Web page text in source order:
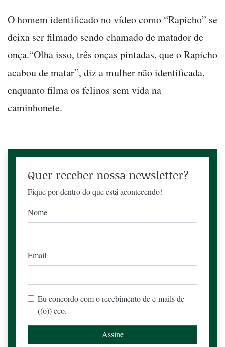
O homem identificado no vídeo como “Rapicho” se
deixa ser filmado sendo chamado de matador de
onça.“Olha isso, três onças pintadas, que o Rapicho
acabou de matar”, diz a mulher não identificada,
enquanto filma os felinos sem vida na
caminhonete.
Quer receber nossa newsletter?
Fique por dentro do que está acontecendo!
Nome
Email
Eu concordo com o recebimento de e-mails de
((o)) eco.